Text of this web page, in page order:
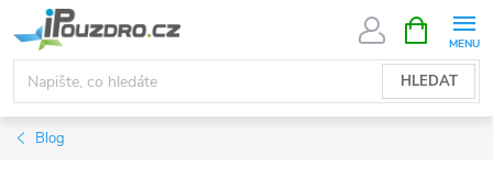
na
obsah
HLEDAT
NÁKUPNÍ
KOŠÍK
Blog